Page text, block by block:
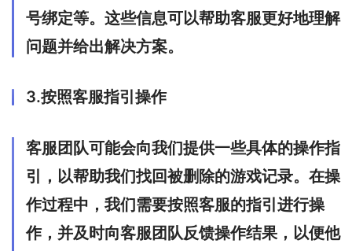
号绑定等。这些信息可以帮助客服更好地理解
问题并给出解决方案。
3.按照客服指引操作
客服团队可能会向我们提供一些具体的操作指
引，以帮助我们找回被删除的游戏记录。在操
作过程中，我们需要按照客服的指引进行操
作，并及时向客服团队反馈操作结果，以便他